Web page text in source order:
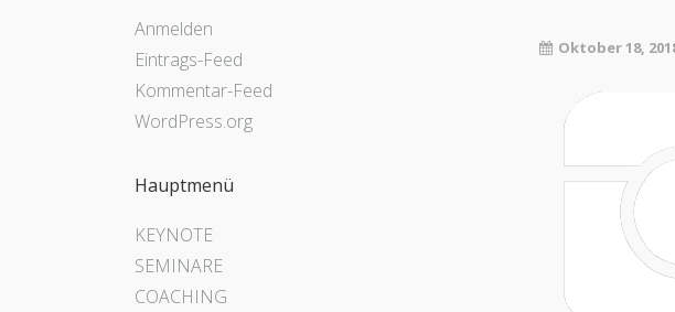
Oktober 18,
Anmelden
Eintrags-Feed
Kommentar-Feed
WordPress.org
Hauptmenü
KEYNOTE
SEMINARE
COACHING